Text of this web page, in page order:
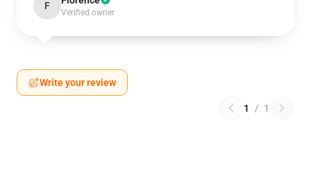
F
Verified owner
Write your review
1 / 1